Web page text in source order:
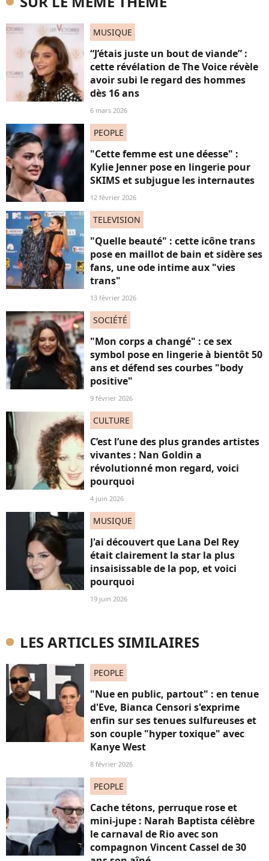
MUSIQUE
“J’étais juste un bout de viande” :
cette révélation de The Voice révèle
avoir subi le regard des hommes
dès 16 ans
6 mars 2026
PEOPLE
"Cette femme est une déesse" :
Kylie Jenner pose en lingerie pour
SKIMS et subjugue les internautes
12 février 2026
TELEVISION
"Quelle beauté" : cette icône trans
pose en maillot de bain et sidère ses
fans, une ode intime aux "vies
trans"
13 février 2026
SOCIÉTÉ
"Mon corps a changé" : ce sex
symbol pose en lingerie à bientôt 50
ans et défend ses courbes "body
positive"
9 février 2026
CULTURE
C’est l’une des plus grandes artistes
vivantes : Nan Goldin a
révolutionné mon regard, voici
pourquoi
4 juin 2026
MUSIQUE
J'ai découvert que Lana Del Rey
était clairement la star la plus
insaisissable de la pop, et voici
pourquoi
19 juin 2026
LES ARTICLES SIMILAIRES
PEOPLE
"Nue en public, partout" : en tenue
d'Eve, Bianca Censori s'exprime
enfin sur ses tenues sulfureuses et
son couple "hyper toxique" avec
Kanye West
8 février 2026
PEOPLE
Cache tétons, perruque rose et
mini-jupe : Narah Baptista célèbre
le carnaval de Rio avec son
compagnon Vincent Cassel de 30